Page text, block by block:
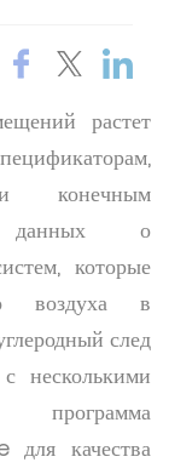
растет
и конечным
данных о
которые
воздуха в
след
несколькими
программа
качества